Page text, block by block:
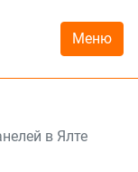
Меню
в Ялте